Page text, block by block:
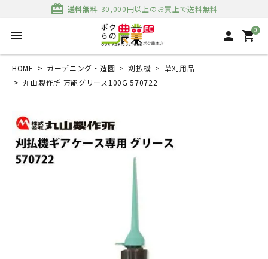
card_giftcard 送料無料 30,000円以上のお買上で送料無料
menu person 0
shopping_cart
HOME ガーデニング・造園 刈払機
草刈用品
丸山製作所 万能グリース100G 570722